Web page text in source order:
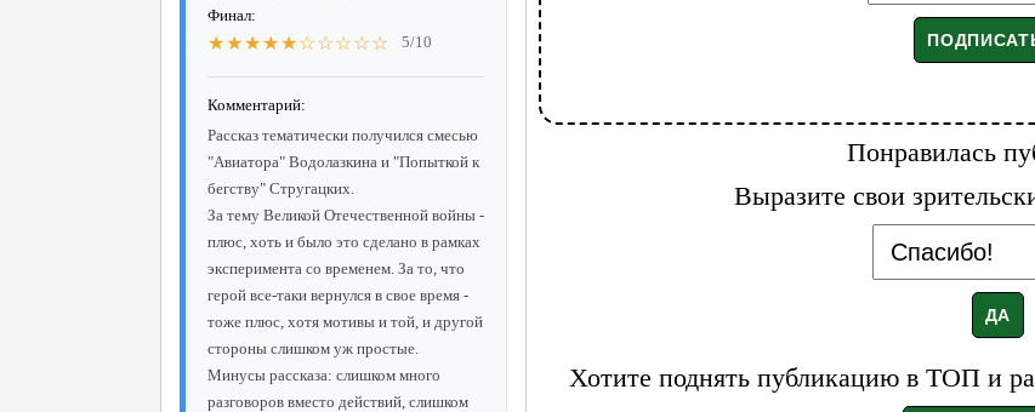
Финал:
★★★★★☆☆☆☆☆ 5/10
Комментарий:
Рассказ тематически получился смесью
"Авиатора" Водолазкина и "Попыткой к
бегству" Стругацких.
За тему Великой Отечественной войны -
плюс, хоть и было это сделано в рамках
эксперимента со временем. За то, что
герой все-таки вернулся в свое время -
тоже плюс, хотя мотивы и той, и другой
стороны слишком уж простые.
Минусы рассказа: слишком много
разговоров вместо действий, слишком
Понравилась
Выразите свои
Хотите поднять публикацию в ТОП и